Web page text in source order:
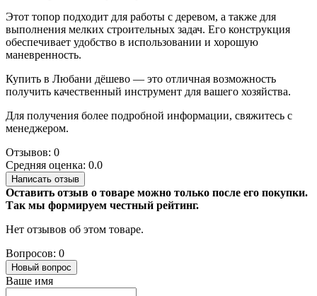
Этот топор подходит для работы с деревом, а также для
выполнения мелких строительных задач. Его конструкция
обеспечивает удобство в использовании и хорошую
маневренность.
Купить в Любани дёшево — это отличная возможность
получить качественный инструмент для вашего хозяйства.
Для получения более подробной информации, свяжитесь с
менеджером.
Отзывов: 0
Средняя оценка: 0.0
Написать отзыв
Оставить отзыв о товаре можно только после его покупки.
Так мы формируем честный рейтинг.
Нет отзывов об этом товаре.
Вопросов: 0
Новый вопрос
Ваше имя